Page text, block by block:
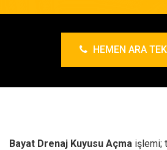
HEMEN ARA
Bayat Drenaj Kuyusu Açma işlemi;